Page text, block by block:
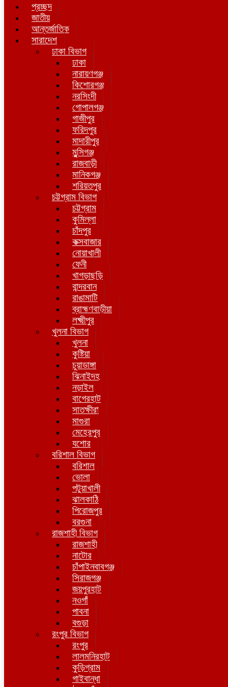
প্রচ্ছদ
জাতীয়
আন্তর্জাতিক
সারাদেশ
ঢাকা বিভাগ
ঢাকা
নারায়ণগঞ্জ
কিশোরগঞ্জ
নরসিংদী
গোপালগঞ্জ
গাজীপুর
ফরিদপুর
মাদারীপুর
মুন্সিগঞ্জ
রাজবাড়ী
মানিকগঞ্জ
শরিয়তপুর
চট্টগ্রাম বিভাগ
চট্টগ্রাম
কুমিল্লা
চাঁদপুর
কক্সবাজার
নোয়াখালী
ফেনী
খাগড়াছড়ি
বান্দরবান
রাঙামাটি
ব্রাহ্মণবাড়ীয়া
লক্ষ্মীপুর
খুলনা বিভাগ
খুলনা
কুষ্টিয়া
চুয়াডাঙ্গা
ঝিনাইদহ
নড়াইল
বাগেরহাট
সাতক্ষীরা
মাগুরা
মেহেরপুর
যশোর
বরিশাল বিভাগ
বরিশাল
ভোলা
পটুয়াখালী
ঝালকাঠি
পিরোজপুর
বরগুনা
রাজশাহী বিভাগ
রাজশাহী
নাটোর
চাঁপাইনবাবগঞ্জ
সিরাজগঞ্জ
জয়পুরহাট
নওগাঁ
পাবনা
বগুড়া
রংপুর বিভাগ
রংপুর
লালমনিরহাট
কুড়িগ্রাম
গাইবান্ধা